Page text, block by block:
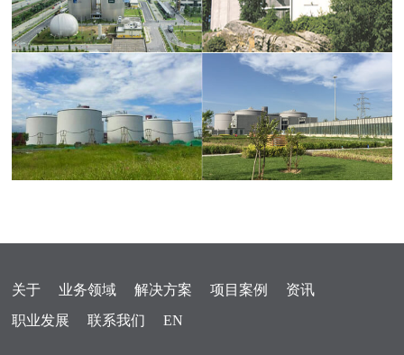
关于 业务领域 解决方案 项目案例
资讯
职业发展
联系我们 EN